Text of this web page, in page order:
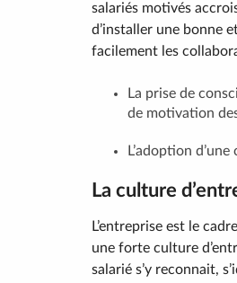
salariés motivés
d’installer une bonne
facilement les
La prise de
de motivation
L’adoption
La culture
L’entreprise est le
une forte culture
salarié s’y reconnait,